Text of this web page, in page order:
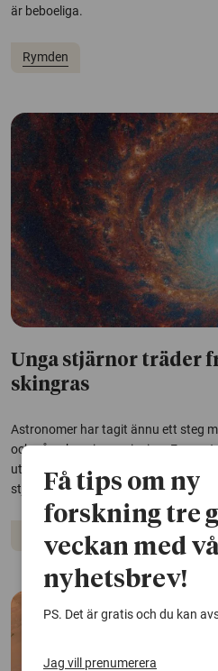
är beboeliga.
Rymden
Unga stjärnor träder
skingras
Astronomer har tagit ännu ett steg
och påverkar sin omgivning. En ny
utvecklas snabbare än mindre och
stjärnorna föds.
Få tips om ny
forskning tre
veckan med
nyhetsbrev!
PS. Det är gratis och du kan
Jag vill prenumerera